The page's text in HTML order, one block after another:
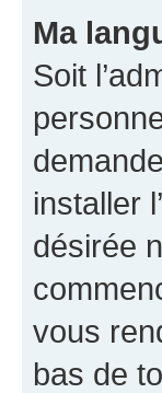
Ma
Soit
installer
désirée
vous
bas de